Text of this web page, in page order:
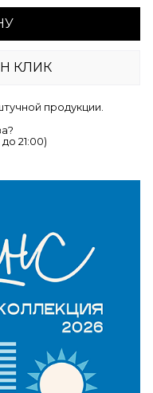
КЛИК
продукции.
21:00)